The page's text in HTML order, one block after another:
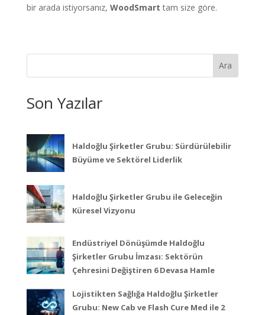
bir arada istiyorsanız, WoodSmart tam size göre.
Ara
Son Yazılar
Haldoğlu Şirketler Grubu: Sürdürülebilir
Büyüme ve Sektörel Liderlik
Haldoğlu Şirketler Grubu ile Geleceğin
Küresel Vizyonu
Endüstriyel Dönüşümde Haldoğlu
Şirketler Grubu İmzası: Sektörün
Çehresini Değiştiren 6 Devasa Hamle
Lojistikten Sağlığa Haldoğlu Şirketler
Grubu: New Cab ve Flash Cure Med ile 2